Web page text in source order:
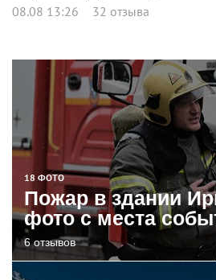
08.08 13:26 32 отзыва
18 ФОТО
Пожар в здании
фото с места
6 отзывов